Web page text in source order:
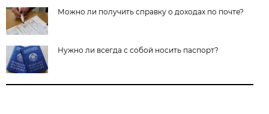
Можно ли получить справку о доходах по почте?
Нужно ли всегда с собой носить паспорт?